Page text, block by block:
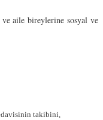
aile bireylerine sosyal ve
takibini,